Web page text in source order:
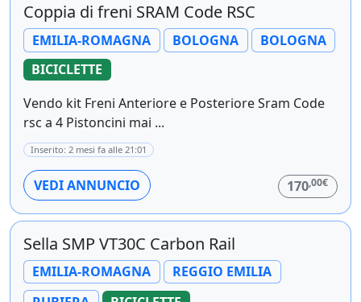
Coppia di freni SRAM Code RSC
EMILIA-ROMAGNA BOLOGNA
BOLOGNA
BICICLETTE
Vendo kit Freni Anteriore e Posteriore Sram Code
rsc a 4 Pistoncini mai ...
Inserito: 2 mesi fa alle 21:01
VEDI ANNUNCIO 170,00€
Sella SMP VT30C Carbon Rail
EMILIA-ROMAGNA
REGGIO EMILIA